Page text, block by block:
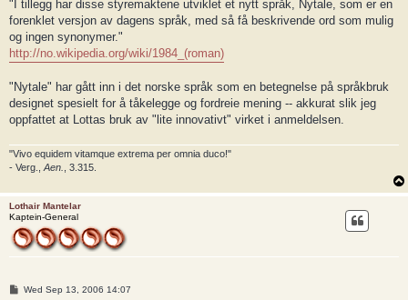
"I tillegg har disse styremaktene utviklet et nytt språk, Nytale, som er en
forenklet versjon av dagens språk, med så få beskrivende ord som mulig
og ingen synonymer."
http://no.wikipedia.org/wiki/1984_(roman)
"Nytale" har gått inn i det norske språk som en betegnelse på språkbruk
designet spesielt for å tåkelegge og fordreie mening -- akkurat slik jeg
oppfattet at Lottas bruk av "lite innovativt" virket i anmeldelsen.
"Vivo equidem vitamque extrema per omnia duco!"
- Verg., Aen. , 3.315.
Lothair Mantelar
Kaptein-General
PWed Sep 13, 2006 14:07